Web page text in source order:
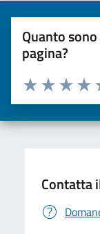
Quanto
pagina?
Valuta da 1 a 5
Valuta
Valuta 2
Valuta una
Contatta